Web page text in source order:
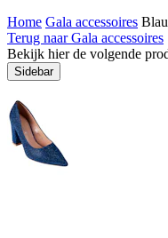
Home Gala accessoires
Terug naar Gala accessoires
Bekijk hier de volgende
Sidebar